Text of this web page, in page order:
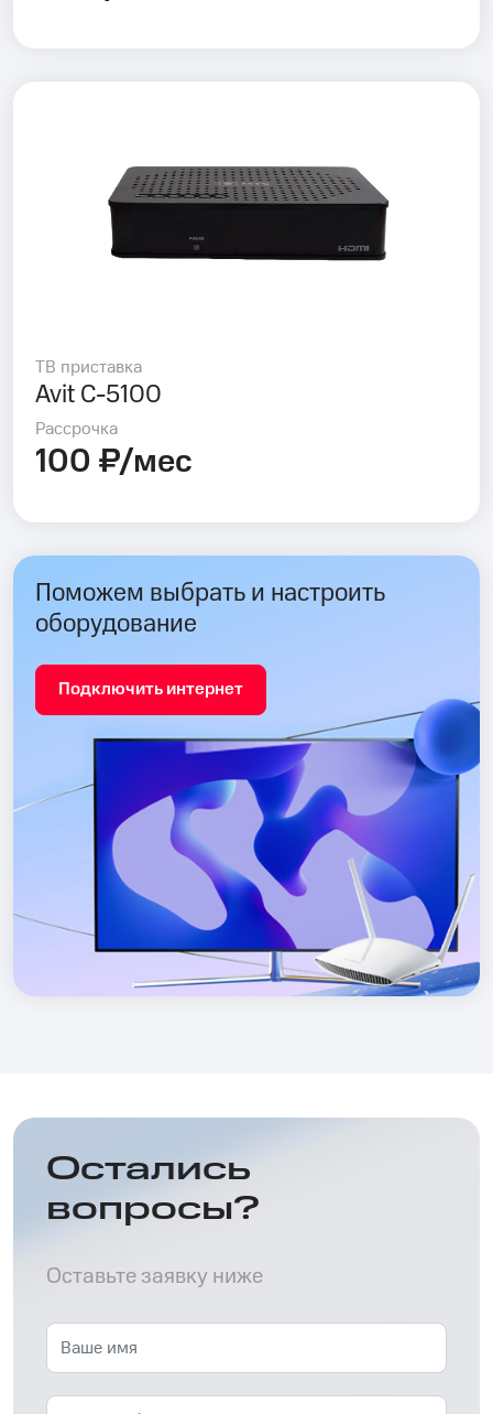
ТВ приставка
Avit C-5100
Рассрочка
100 ₽/мес
Поможем выбрать и настроить
оборудование
Подключить интернет
Остались
вопросы?
Оставьте заявку ниже